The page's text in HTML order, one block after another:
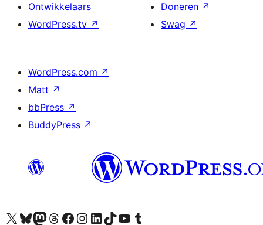
Ontwikkelaars
WordPress.tv ↗
Doneren ↗
Swag ↗
WordPress.com ↗
Matt ↗
bbPress ↗
BuddyPress ↗
Bezoek ons X (voorheen Twitter) account
Bezoek ons Bluesky account
Bezoek ons Mastodon account
Bezoek ons Threads account
Onze Facebook pagina bezoeken
Bezoek ons Instagram account
Bezoek ons LinkedIn account
Bezoek ons TikTok account
Bezoek ons YouTube kanaalBezoek ons Tumblr account